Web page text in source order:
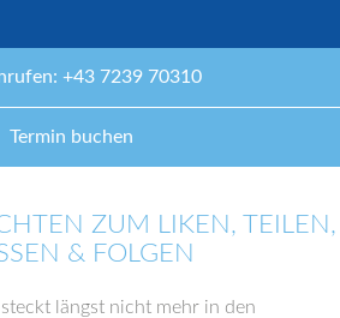
+43 7239 70310
Termin buchen
ZUM LIKEN, TEILEN,
& FOLGEN
längst nicht mehr in den